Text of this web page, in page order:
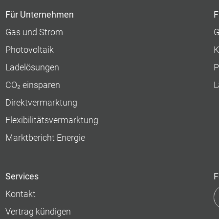
Für Unternehmen
Gas und Strom
Photovoltaik
Ladelösungen
CO₂ einsparen
Direktvermarktung
Flexibilitätsvermarktung
Marktbericht Energie
Services
Kontakt
Vertrag kündigen